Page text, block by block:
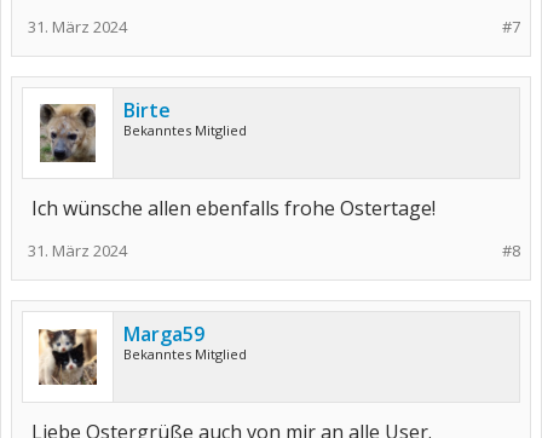
#7
31. März 2024
Birte
Bekanntes Mitglied
Ich wünsche allen ebenfalls frohe Ostertage!
#8
31. März 2024
Marga59
Bekanntes Mitglied
Liebe Ostergrüße auch von mir an alle User.